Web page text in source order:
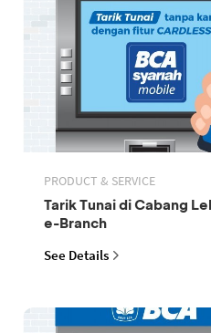
PRODUCT & SERVICE
Tarik Tunai di Cabang
e-Branch
See Details